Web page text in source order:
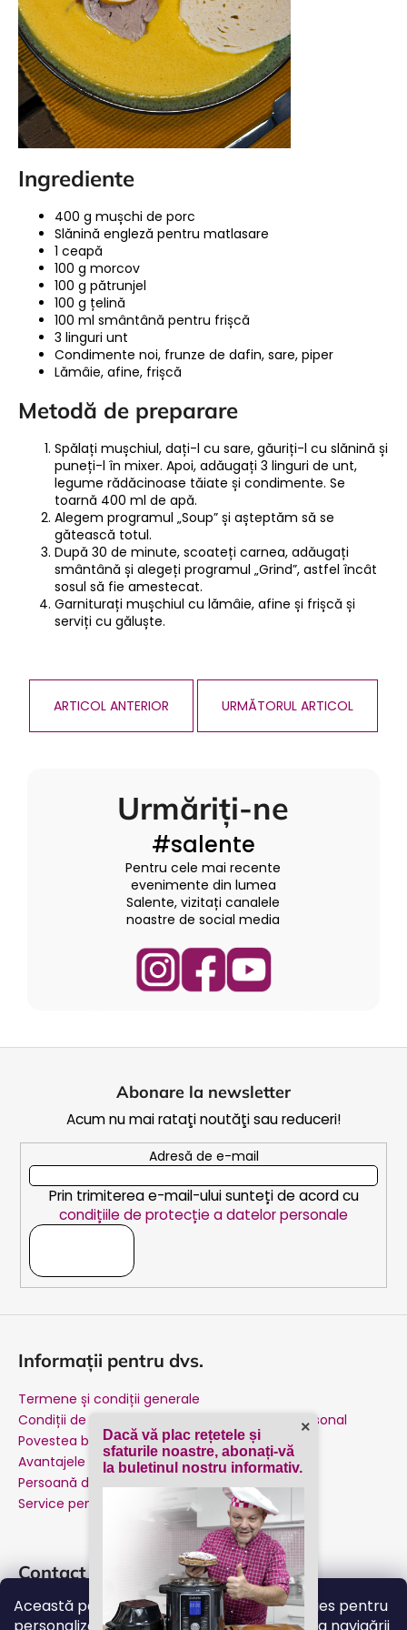
Această pagină web folosește fișiere cookies pentru
Ingrediente
400 g mușchi de porc
Slănină engleză pentru matlasare
1 ceapă
100 g morcov
100 g pătrunjel
100 g țelină
100 ml smântână pentru frișcă
3 linguri unt
Condimente noi, frunze de dafin, sare, piper
Lămâie, afine, frișcă
Metodă de preparare
Spălați mușchiul, dați-l cu sare, găuriți-l cu slănină și
puneți-l în mixer. Apoi, adăugați 3 linguri de unt,
legume rădăcinoase tăiate și condimente. Se
toarnă 400 ml de apă.
Alegem programul „Soup” și așteptăm să se
gătească totul.
După 30 de minute, scoateți carnea, adăugați
smântână și alegeți programul „Grind”, astfel încât
sosul să fie amestecat.
Garniturați mușchiul cu lămâie, afine și frișcă și
serviți cu găluște.
ARTICOL ANTERIOR URMĂTORUL ARTICOL
Urmăriți-ne
#salente
Pentru cele mai recente
evenimente din lumea
Salente, vizitați canalele
noastre de social media
Abonare la newsletter
Acum nu mai rataţi noutăţi sau reduceri!
Adresă de e-mail
Prin trimiterea e-mail-ului sunteți de acord cu
condițiile de protecție a datelor personale
Informații pentru dvs.
Termene și condiții generale
Condiții de protecție a datelor cu caracter personal
Povestea brandului nostru
Avantajele achiziției de la producător
Persoană de contact
Service pentru garanție și post-garanție
Contact
suport@
salente.ro
×
Dacă vă plac rețetele și
sfaturile noastre, abonați-vă
la buletinul nostru informativ.